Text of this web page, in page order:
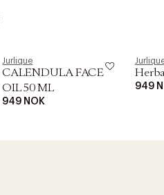
Jurlique
CALENDULA FACE
OIL 50 ML
949 NOK
949